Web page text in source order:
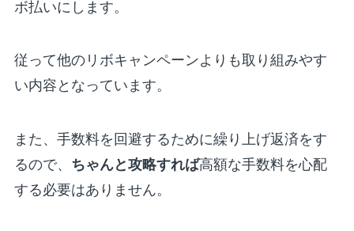
ボ払いにします。
従って他のリボキャンペーンよりも取り組みやす
い内容となっています。
また、手数料を回避するために繰り上げ返済をす
るので、 ちゃんと攻略すれば高額な手数料を心配
する必要はありません。